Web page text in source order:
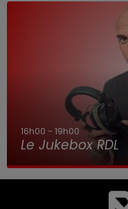
16h00 - 19h00
Le Jukebox RDL